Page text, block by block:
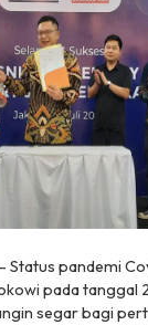
– Status pandemi
pada tanggal
segar bagi